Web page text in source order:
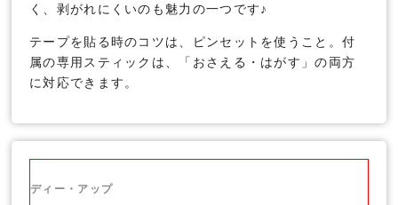
く、剥がれにくいのも魅力の一つです♪
テープを貼る時のコツは、ピンセットを使うこと。付
属の専用スティックは、「おさえる・はがす」の両方
に対応できます。
ディー・アップ